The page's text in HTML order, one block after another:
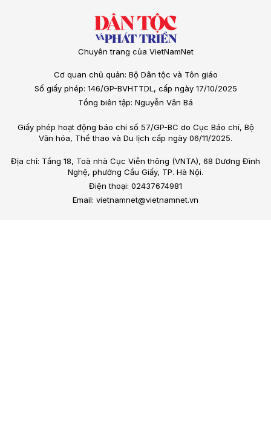
Chuyên trang của VietNamNet
Cơ quan chủ quản: Bộ Dân tộc và Tôn giáo
Số giấy phép: 146/GP-BVHTTDL, cấp ngày 17/10/2025
Tổng biên tập: Nguyễn Văn Bá
Giấy phép hoạt động báo chí số 57/GP-BC do Cục Báo chí, Bộ
Văn hóa, Thể thao và Du lịch cấp ngày 06/11/2025.
Địa chỉ: Tầng 18, Toà nhà Cục Viễn thông (VNTA), 68 Dương Đình
Nghệ, phường Cầu Giấy, TP. Hà Nội.
Điện thoại: 02437674981
Email: vietnamnet@vietnamnet.vn